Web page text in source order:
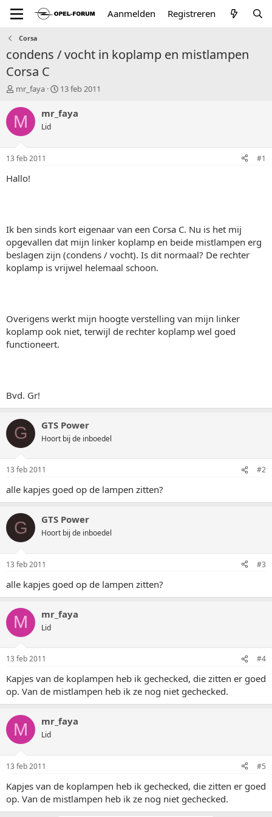
Aanmelden Registreren
Corsa
condens / vocht in koplamp en mistlampen
Corsa C
T
p
i
t
a
r
mr_faya
S
a
13 feb 2011
M mr_faya
Lid
13 feb 2011 #1
Hallo!
Ik ben sinds kort eigenaar van een Corsa C. Nu is het mij
opgevallen dat mijn linker koplamp en beide mistlampen erg
beslagen zijn (condens / vocht). Is dit normaal? De rechter
koplamp is vrijwel helemaal schoon.
Overigens werkt mijn hoogte verstelling van mijn linker
koplamp ook niet, terwijl de rechter koplamp wel goed
functioneert.
Bvd. Gr!
G GTS Power
Hoort bij de inboedel
13 feb 2011 #2
alle kapjes goed op de lampen zitten?
G GTS Power
Hoort bij de inboedel
13 feb 2011 #3
alle kapjes goed op de lampen zitten?
M mr_faya
Lid
13 feb 2011 #4
Kapjes van de koplampen heb ik gechecked, die zitten er goed
op. Van de mistlampen heb ik ze nog niet gechecked.
M mr_faya
Lid
13 feb 2011 #5
Kapjes van de koplampen heb ik gechecked, die zitten er goed
op. Van de mistlampen heb ik ze nog niet gechecked.